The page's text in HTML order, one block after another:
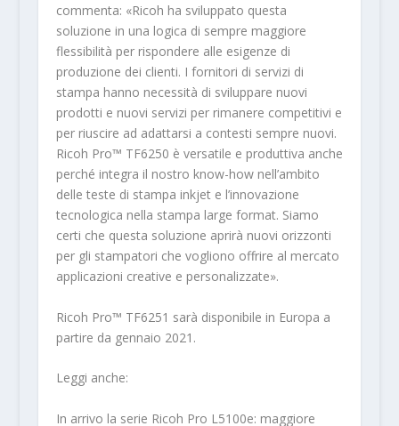
commenta: «Ricoh ha sviluppato questa
soluzione in una logica di sempre maggiore
flessibilità per rispondere alle esigenze di
produzione dei clienti. I fornitori di servizi di
stampa hanno necessità di sviluppare nuovi
prodotti e nuovi servizi per rimanere competitivi e
per riuscire ad adattarsi a contesti sempre nuovi.
Ricoh Pro™ TF6250 è versatile e produttiva anche
perché integra il nostro know-how nell’ambito
delle teste di stampa inkjet e l’innovazione
tecnologica nella stampa large format. Siamo
certi che questa soluzione aprirà nuovi orizzonti
per gli stampatori che vogliono offrire al mercato
applicazioni creative e personalizzate».
Ricoh Pro™ TF6251 sarà disponibile in Europa a
partire da gennaio 2021.
Leggi anche:
In arrivo la serie Ricoh Pro L5100e: maggiore